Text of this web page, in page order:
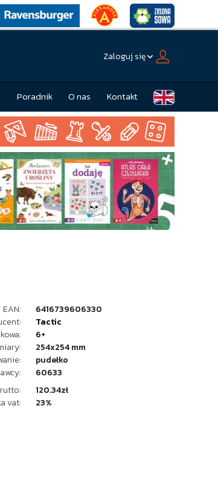
Zaloguj się
Poradnik O nas Kontakt
EAN:
6416739606330
Tactic
6+
254x254 mm
pudełko
60633
120.34zł
vat:
23%